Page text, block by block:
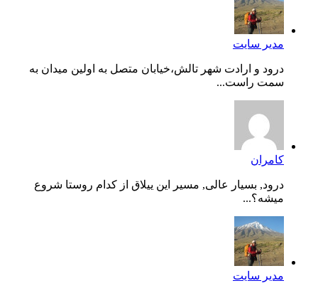
مدیر سایت
درود و ارادت شهر تالش،خیابان متصل به اولین میدان به
سمت راست...
کامران
درود, بسیار عالی, مسیر این ییلاق از کدام روستا شروع
میشه؟...
مدیر سایت